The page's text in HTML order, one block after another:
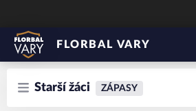
FLORBAL VARY
Starší žáci ZÁPASY